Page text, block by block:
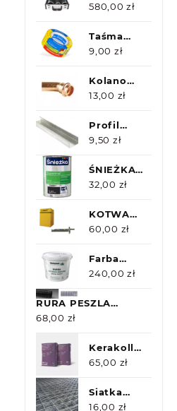
ZESTAW
(20-35-55-
60-
580,00zł
Taśma
maskująca
48x50m
9,00 zł
Kolano
jednokielichowe
13,00 zł
Profil
CD60
9,50 zł
ŚNIEŻKA
Supermal
Połysk
0,8l
32,00 zł
KOTWA
SUFITOWA
100szt
60,00 zł
Farba
Antyrefleksyjna
10L
240,00zł
RURA PESZLA
CZARNA UV 20/14.9
68,00 zł
Kerakoll
H40 Gel
szary
Zaprawa
65,00 zł
Siatka
zgrzewana
16,00 zł